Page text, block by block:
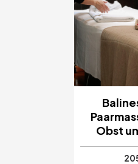
Obst